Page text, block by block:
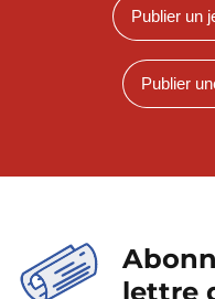
Publier un
Publier
lettre